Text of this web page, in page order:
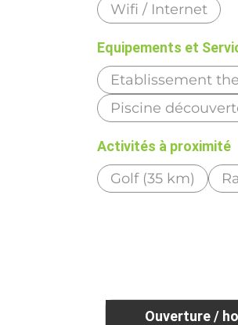
Wifi / Internet
Equipements et
Etablissement
Piscine
Activités à proximité
Golf (35 km)
Ouverture /